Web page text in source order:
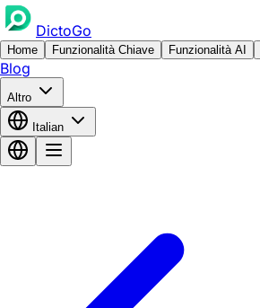
DictoGo
Home Funzionalità Chiave Funzionalità AI
Blog
Altro
Italian